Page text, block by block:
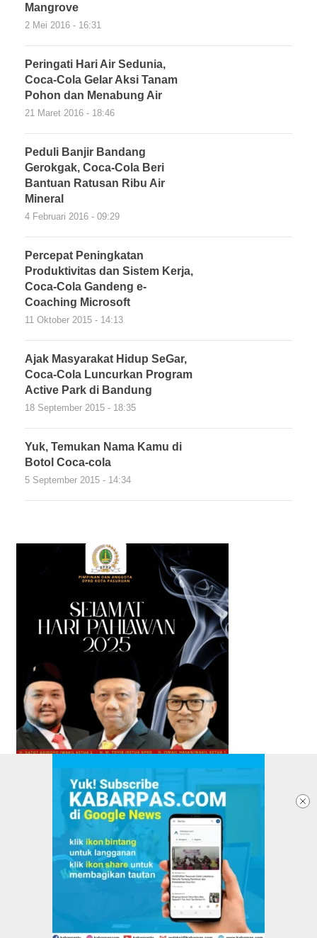
Mangrove
2 Mei 2016 - 16:31
Peringati Hari Air Sedunia,
Coca-Cola Gelar Aksi Tanam
Pohon dan Menabung Air
21 Maret 2016 - 18:46
Peduli Banjir Bandang
Gerokgak, Coca-Cola Beri
Bantuan Ratusan Ribu Air
Mineral
4 Februari 2016 - 09:29
Percepat Peningkatan
Produktivitas dan Sistem Kerja,
Coca-Cola Gandeng e-
Coaching Microsoft
11 Oktober 2015 - 14:13
Ajak Masyarakat Hidup SeGar,
Coca-Cola Luncurkan Program
Active Park di Bandung
18 September 2015 - 18:35
Yuk, Temukan Nama Kamu di
Botol Coca-cola
5 September 2015 - 14:34
TENTANG KABARPAS REDAKSI
PASANG IKLAN
PEDOMAN MEDIA SIBER
KEBIJAKAN PRIVASI
DISCLAIMER
VERIFIKASI DEWAN PERS